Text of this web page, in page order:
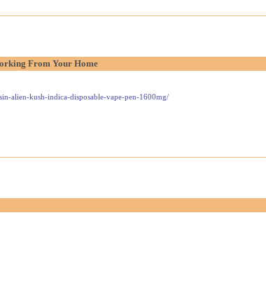
From Your Home
alien-kush-indica-disposable-vape-pen-1600mg/